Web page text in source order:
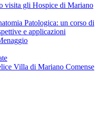
visita gli Hospice di Mariano
Patologica: un corso di
e applicazioni
Villa di Mariano Comense